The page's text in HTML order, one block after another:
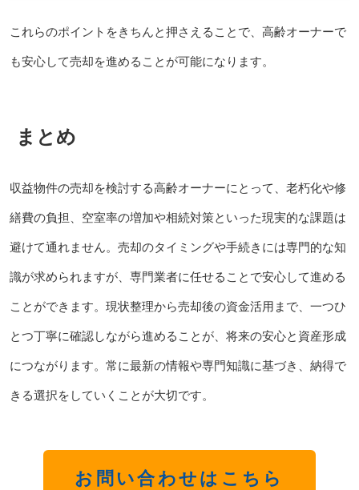
これらのポイントをきちんと押さえることで、高齢オーナーで
も安心して売却を進めることが可能になります。
まとめ
収益物件の売却を検討する高齢オーナーにとって、老朽化や修
繕費の負担、空室率の増加や相続対策といった現実的な課題は
避けて通れません。売却のタイミングや手続きには専門的な知
識が求められますが、専門業者に任せることで安心して進める
ことができます。現状整理から売却後の資金活用まで、一つひ
とつ丁寧に確認しながら進めることが、将来の安心と資産形成
につながります。常に最新の情報や専門知識に基づき、納得で
きる選択をしていくことが大切です。
お問い合わせはこちら